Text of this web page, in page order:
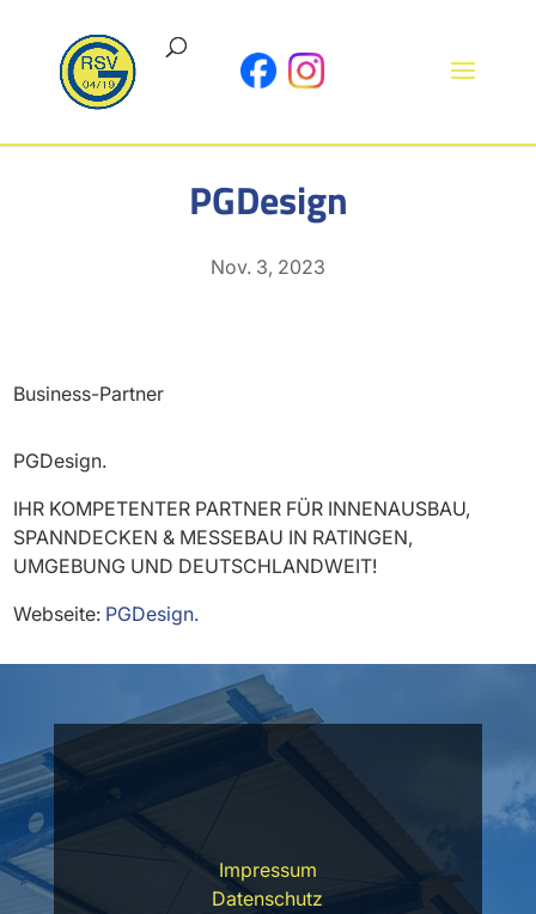
PGDesign
Nov. 3, 2023
Business-Partner
PGDesign.
IHR KOMPETENTER PARTNER FÜR INNENAUSBAU,
SPANNDECKEN & MESSEBAU IN RATINGEN,
UMGEBUNG UND DEUTSCHLANDWEIT!
Webseite: PGDesign.
Impressum
Datenschutz